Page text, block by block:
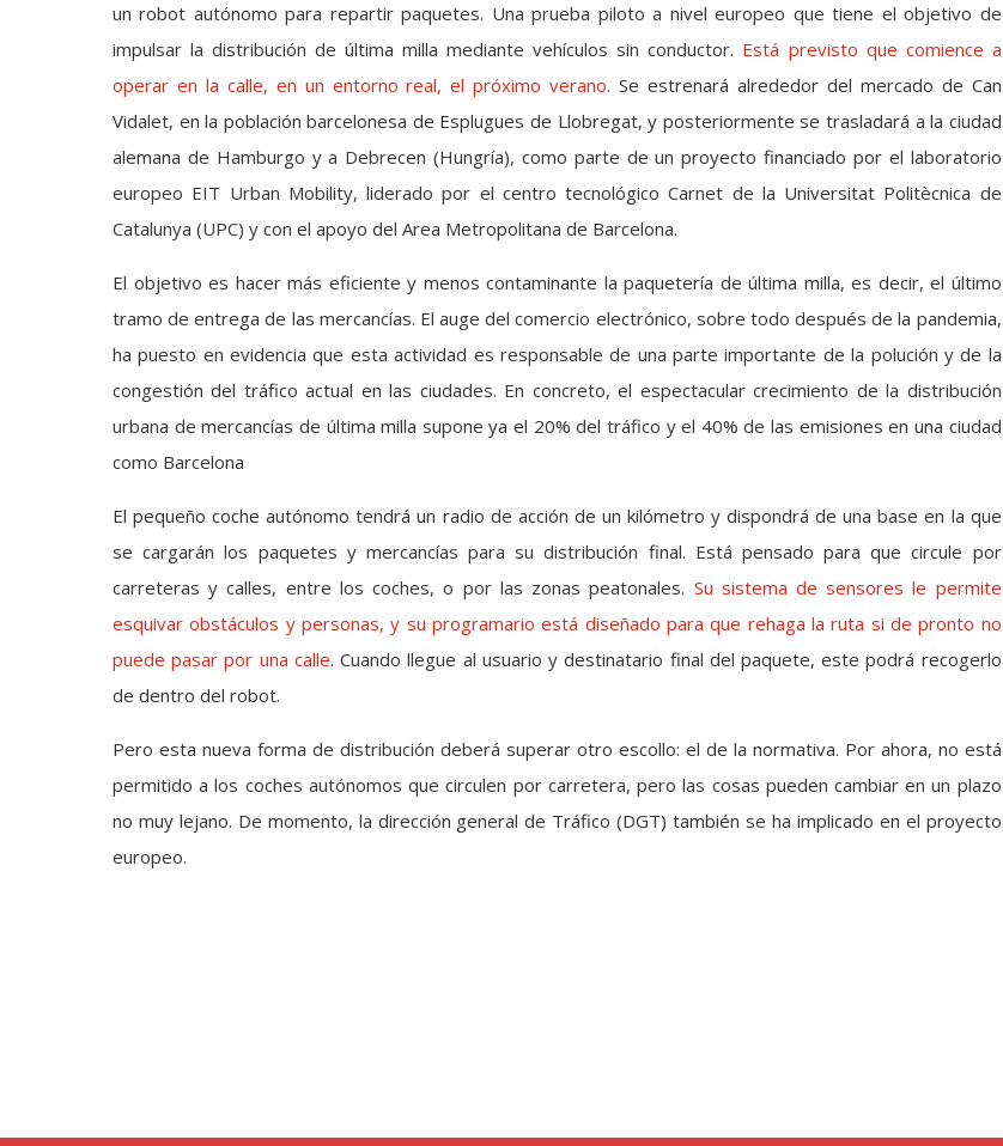
un robot autónomo para repartir paquetes. Una prueba piloto a nivel europeo que tiene el objetivo de
impulsar la distribución de última milla mediante vehículos sin conductor. Está previsto que comience a
operar en la calle, en un entorno real, el próximo verano. Se estrenará alrededor del mercado de Can
Vidalet, en la población barcelonesa de Esplugues de Llobregat, y posteriormente se trasladará a la ciudad
alemana de Hamburgo y a Debrecen (Hungría), como parte de un proyecto financiado por el laboratorio
europeo EIT Urban Mobility, liderado por el centro tecnológico Carnet de la Universitat Politècnica de
Catalunya (UPC) y con el apoyo del Area Metropolitana de Barcelona.
El objetivo es hacer más eficiente y menos contaminante la paquetería de última milla, es decir, el último
tramo de entrega de las mercancías. El auge del comercio electrónico, sobre todo después de la pandemia,
ha puesto en evidencia que esta actividad es responsable de una parte importante de la polución y de la
congestión del tráfico actual en las ciudades. En concreto, el espectacular crecimiento de la distribución
urbana de mercancías de última milla supone ya el 20% del tráfico y el 40% de las emisiones en una ciudad
como Barcelona
El pequeño coche autónomo tendrá un radio de acción de un kilómetro y dispondrá de una base en la que
se cargarán los paquetes y mercancías para su distribución final. Está pensado para que circule por
carreteras y calles, entre los coches, o por las zonas peatonales. Su sistema de sensores le permite
esquivar obstáculos y personas, y su programario está diseñado para que rehaga la ruta si de pronto no
puede pasar por una calle. Cuando llegue al usuario y destinatario final del paquete, este podrá recogerlo
de dentro del robot.
Pero esta nueva forma de distribución deberá superar otro escollo: el de la normativa. Por ahora, no está
permitido a los coches autónomos que circulen por carretera, pero las cosas pueden cambiar en un plazo
no muy lejano. De momento, la dirección general de Tráfico (DGT) también se ha implicado en el proyecto
europeo.